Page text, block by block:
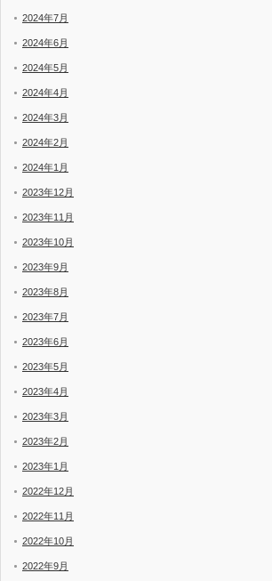
2024年7月
2024年6月
2024年5月
2024年4月
2024年3月
2024年2月
2024年1月
2023年12月
2023年11月
2023年10月
2023年9月
2023年8月
2023年7月
2023年6月
2023年5月
2023年4月
2023年3月
2023年2月
2023年1月
2022年12月
2022年11月
2022年10月
2022年9月